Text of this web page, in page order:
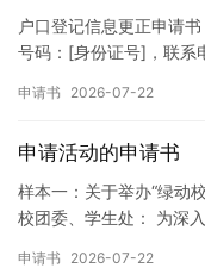
户口登记信息更正申请
号码：[身份证号]，联系
申请书 2026-07-22
申请活动的申请书
样本一：关于举办“绿动
校团委、学生处： 为深
申请书 2026-07-22